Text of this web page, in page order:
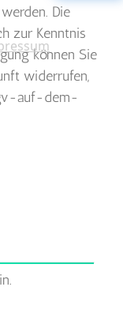
Die
zur Kenntnis
können Sie
widerrufen,
auf-dem-